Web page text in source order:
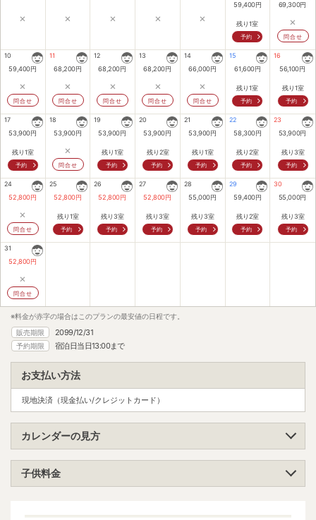
× × × × ×
59,400円
残り1室
予約
69,300円
×
問合せ
10
59,400円
×
問合せ
11
68,200円
×
問合せ
12
68,200円
×
問合せ
13
68,200円
×
問合せ
14
66,000円
×
問合せ
15
61,600円
残り1室
予約
16
56,100円
残り1室
予約
17
53,900円
残り1室
予約
18
53,900円
×
問合せ
19
53,900円
残り1室
予約
20
53,900円
残り2室
予約
21
53,900円
残り1室
予約
22
58,300円
残り2室
予約
23
53,900円
残り3室
予約
24
52,800円
×
問合せ
25
52,800円
残り1室
予約
26
52,800円
残り3室
予約
27
52,800円
残り3室
予約
28
55,000円
残り3室
予約
29
59,400円
残り2室
予約
30
55,000円
残り3室
予約
31
52,800円
×
問合せ
※料金が赤字の場合はこのプランの最安値の日程です。
販売期限
2099/12/31
予約期限 宿泊日当日13:00まで
お支払い方法
現地決済（現金払い/クレジットカード）
カレンダーの見方
子供料金